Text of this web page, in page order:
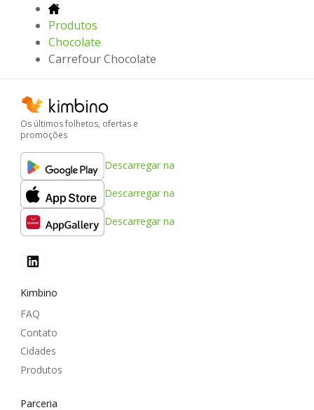
Produtos
Chocolate
Carrefour Chocolate
Os últimos folhetos, ofertas e
promoções
Descarregar na
Descarregar na
Descarregar na
Kimbino
FAQ
Contato
Cidades
Produtos
Parceria